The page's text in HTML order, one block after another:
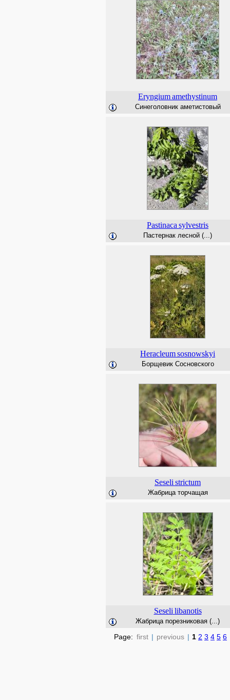
Eryngiumamethystinum
Синеголовник аметистовый
Pastinaca sylvestris
Пастернак лесной (...)
Heracleumsosnowskyi
Борщевик Сосновского
Seseli strictum
Жабрица торчащая
Seseli libanotis
Жабрица порезниковая (...)
Page: first | previous | 1 2 3 4 5 6